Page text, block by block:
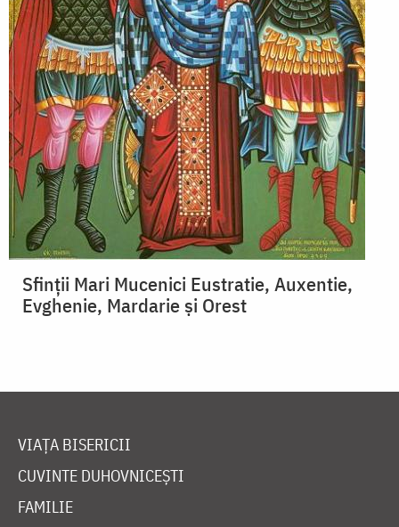
Sfinții Mari Mucenici Eustratie, Auxentie,
Evghenie, Mardarie și Orest
VIAȚA BISERICII
CUVINTE DUHOVNICEȘTI
FAMILIE